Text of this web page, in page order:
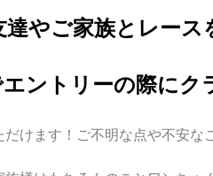
やご家族とレー
ントリーの際に
けます！ご不明な点や不安